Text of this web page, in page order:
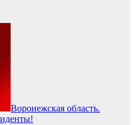
Воронежская область.